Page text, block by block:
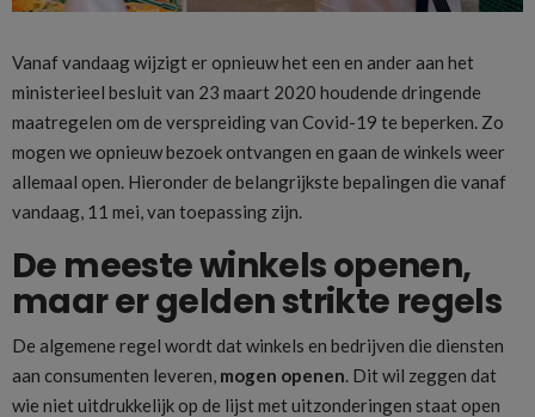
Vanaf vandaag wijzigt er opnieuw het een en ander aan het
ministerieel besluit van 23 maart 2020 houdende dringende
maatregelen om de verspreiding van Covid-19 te beperken. Zo
mogen we opnieuw bezoek ontvangen en gaan de winkels weer
allemaal open. Hieronder de belangrijkste bepalingen die vanaf
vandaag, 11 mei, van toepassing zijn.
De meeste winkels openen,
maar er gelden strikte regels
De algemene regel wordt dat winkels en bedrijven die diensten
aan consumenten leveren, mogen openen. Dit wil zeggen dat
wie niet uitdrukkelijk op de lijst met uitzonderingen staat open